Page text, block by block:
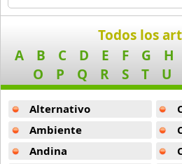
Black Dub
11 músicas online
Blackbird Blackbird
The Way You Love Me -Keri
Todos los
A
B C D E F G H
O
P Q R S T U
Alternativo
Ambiente
Andina